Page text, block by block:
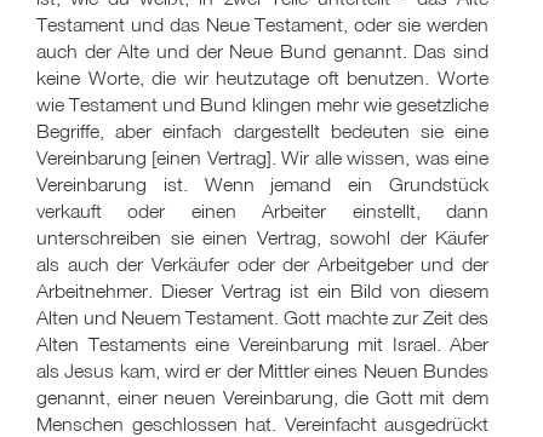
Testament und das Neue Testament, oder sie werden
auch der Alte und der Neue Bund genannt. Das sind
keine Worte, die wir heutzutage oft benutzen. Worte
wie Testament und Bund klingen mehr wie gesetzliche
Begriffe, aber einfach dargestellt bedeuten sie eine
Vereinbarung [einen Vertrag]. Wir alle wissen, was eine
Vereinbarung ist. Wenn jemand ein Grundstück
verkauft oder einen Arbeiter einstellt, dann
unterschreiben sie einen Vertrag, sowohl der Käufer
als auch der Verkäufer oder der Arbeitgeber und der
Arbeitnehmer. Dieser Vertrag ist ein Bild von diesem
Alten und Neuem Testament. Gott machte zur Zeit des
Alten Testaments eine Vereinbarung mit Israel. Aber
als Jesus kam, wird er der Mittler eines Neuen Bundes
genannt, einer neuen Vereinbarung, die Gott mit dem
Menschen geschlossen hat. Vereinfacht ausgedrückt